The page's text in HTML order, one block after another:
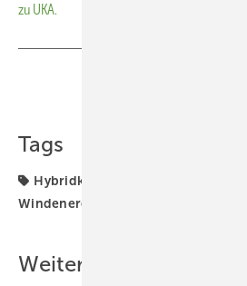
zu UKA.
Tags
Hybridkraftwerk
Windenergie
Weitere Inhalte